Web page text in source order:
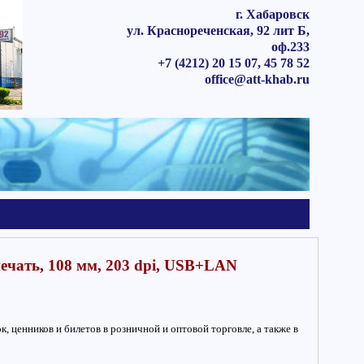
г. Хабаровск
ул. Краснореченская, 92 лит Б,
оф.233
+7 (4212) 20 15 07, 45 78 52
office@att-khab.ru
108 мм, 203 dpi, USB+LAN
ценников и билетов в розничной и оптовой торговле, а также в